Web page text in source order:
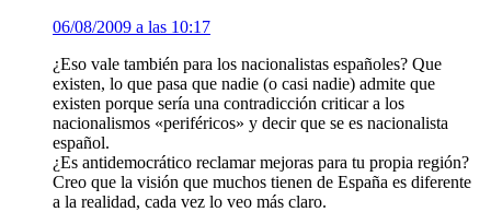
06/08/2009 a las 10:17
¿Eso vale también para los nacionalistas españoles? Que
existen, lo que pasa que nadie (o casi nadie) admite que
existen porque sería una contradicción criticar a los
nacionalismos «periféricos» y decir que se es nacionalista
español.
¿Es antidemocrático reclamar mejoras para tu propia región?
Creo que la visión que muchos tienen de España es diferente
a la realidad, cada vez lo veo más claro.